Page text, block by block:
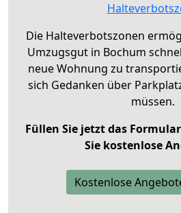
Die Halteverbotszonen
Umzugsgut in Bochum
neue Wohnung zu
sich Gedanken über
müssen.
Füllen Sie jetzt das
Sie kostenlose
Kostenlose